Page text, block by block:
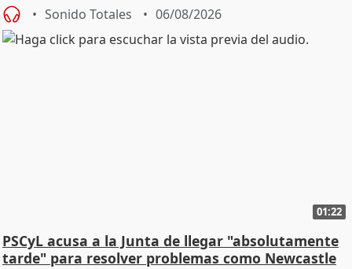
Sonido Totales 06/08/2026
01:22
PSCyL acusa a la Junta de llegar "absolutamente
tarde" para resolver problemas como Newcastle